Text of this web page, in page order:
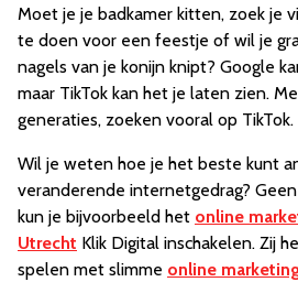
Moet je je badkamer kitten, zoek je
te doen voor een feestje of wil je
nagels van je konijn knipt? Google
maar TikTok kan het je laten zien.
generaties, zoeken vooral op TikTok.
Wil je weten hoe je het beste kunt
veranderende internetgedrag?
kun je bijvoorbeeld het online
Utrecht Klik Digital inschakelen. Zij
spelen met slimme online